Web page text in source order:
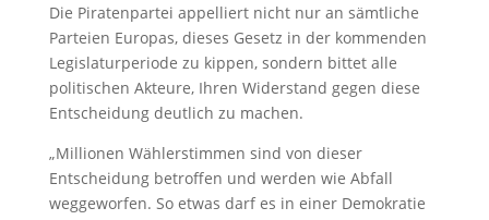
Die Piratenpartei appelliert nicht nur an sämtliche
Parteien Europas, dieses Gesetz in der kommenden
Legislaturperiode zu kippen, sondern bittet alle
politischen Akteure, Ihren Widerstand gegen diese
Entscheidung deutlich zu machen.
„Millionen Wählerstimmen sind von dieser
Entscheidung betroffen und werden wie Abfall
weggeworfen. So etwas darf es in einer Demokratie